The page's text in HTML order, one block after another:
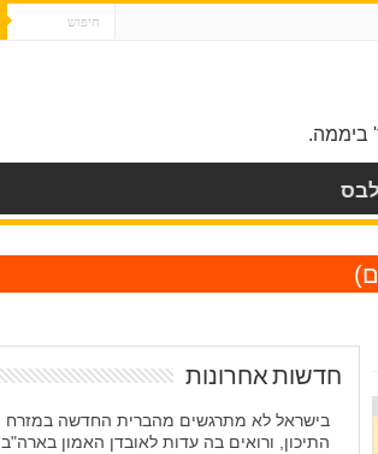
חדשות אחרונות
בישראל לא מתרגשים מהברית החדשה במזרח
התיכון, ורואים בה עדות לאובדן האמון בארה"ב